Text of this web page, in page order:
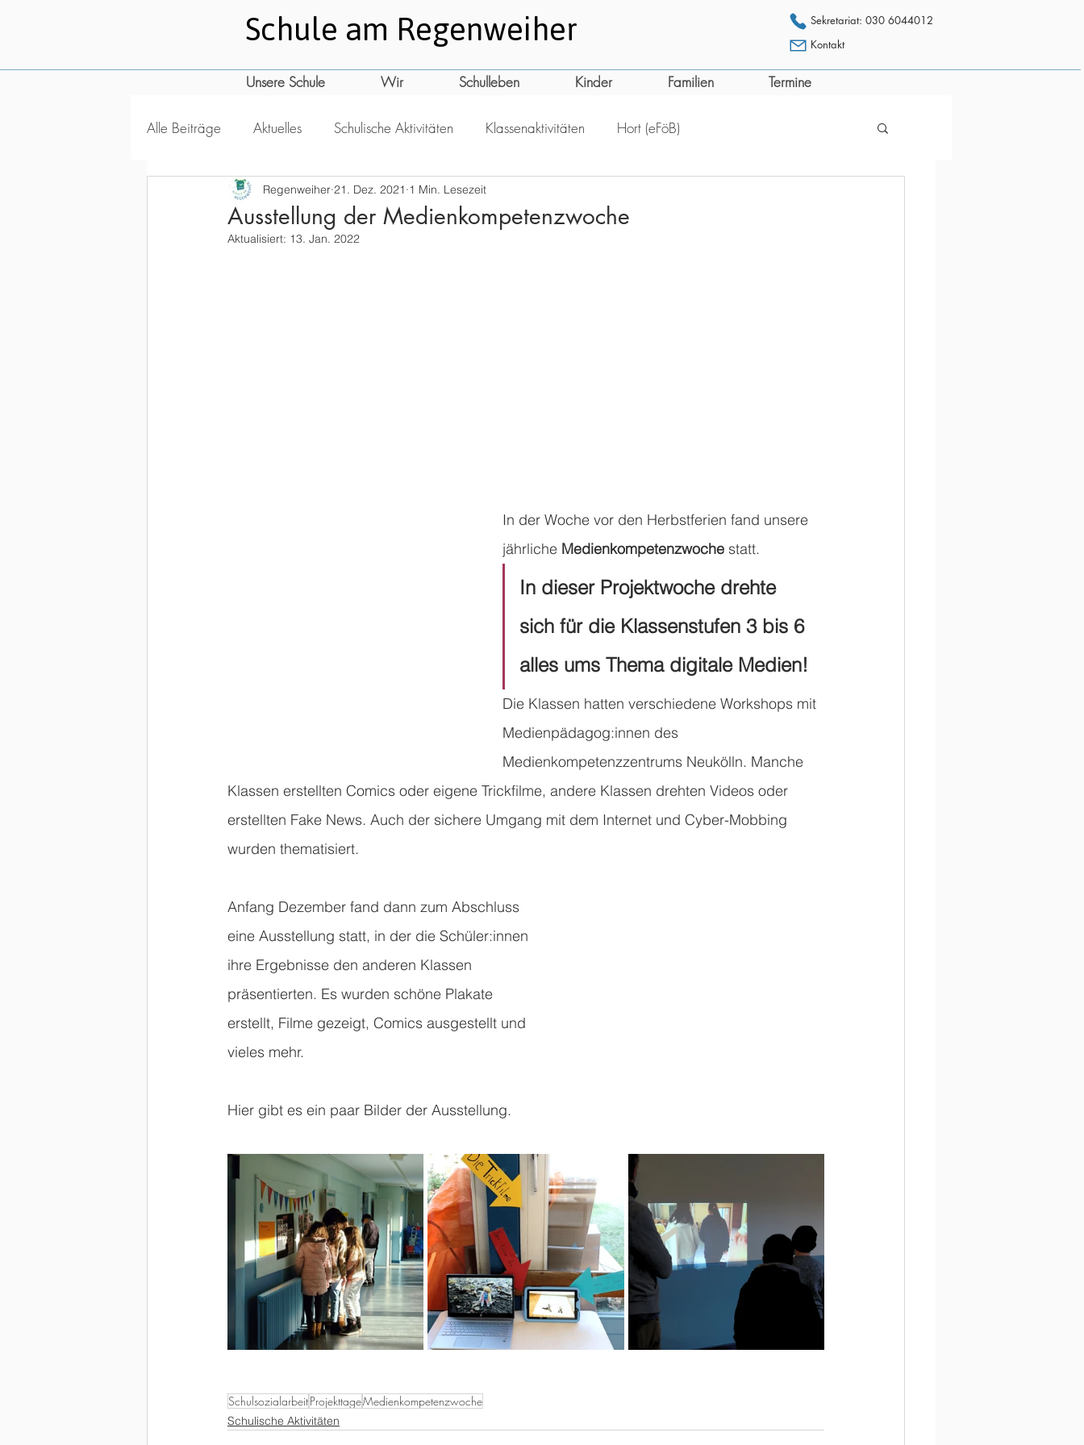
Schule am Regenweiher Sekretariat: 030 6044012
Unsere Schule Wir Schulleben Kinder Familien Termine
Kontakt
Alle Beiträge Aktuelles Schulische Aktivitäten Klassenaktivitäten Hort (eFöB)
Ausstellung der Medienkompetenzwoche
Regenweiher 21. Dez. 2021 1 Min. Lesezeit
Aktualisiert: 13. Jan. 2022
In der Woche vor den Herbstferien fand unsere
jährliche Medienkompetenzwoche statt.
In dieser Projektwoche drehte
sich für die Klassenstufen 3 bis 6
alles ums Thema digitale Medien!
Die Klassen hatten verschiedene Workshops mit
Medienpädagog:innen des
Medienkompetenzzentrums Neukölln. Manche
Klassen erstellten Comics oder eigene Trickfilme, andere Klassen drehten Videos oder
erstellten Fake News. Auch der sichere Umgang mit dem Internet und Cyber-Mobbing
wurden thematisiert.
Anfang Dezember fand dann zum Abschluss
eine Ausstellung statt, in der die Schüler:innen
ihre Ergebnisse den anderen Klassen
präsentierten. Es wurden schöne Plakate
erstellt, Filme gezeigt, Comics ausgestellt und
vieles mehr.
Hier gibt es ein paar Bilder der Ausstellung.
SchulsozialarbeitProjekttageMedienkompetenzwoche
Schulische Aktivitäten